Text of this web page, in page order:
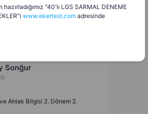
Sonğur
Ahlak Bilgisi 2. Dönem 2.
hazırladığımız "40'lı LGS SARMAL DENEME
www.ekertest.com adresinde